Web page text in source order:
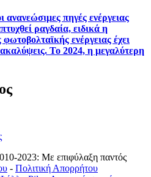
ανανεώσιμες πηγές ενέργειας
ραγδαία, ειδικά η
ενέργειας έχει
Το 2024, η μεγαλύτερη
2023: Με επιφύλαξη παντός
- Πολιτική Απορρήτου